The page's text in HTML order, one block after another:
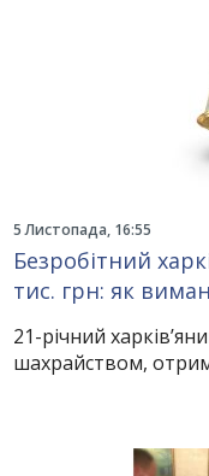
5 Листопада, 16:55
Безробітний
тис. грн: як
21-річний
шахрайством,